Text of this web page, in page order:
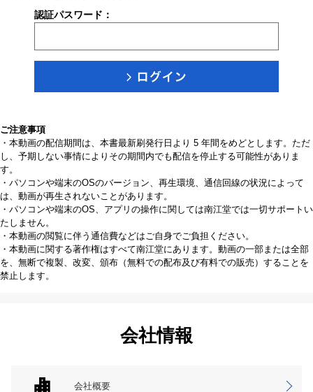
認証パスワード：
ご注意事項
・本動画の配信期間は、本書最新刷発行日より 5 年間をめどとします。ただ
し、予期しない事情によりその期間内でも配信を停止する可能性がありま
す。
・パソコンや端末のOSのバージョン、再生環境、通信回線の状況によって
は、動画が再生されないことがあります。
・パソコンや端末のOS、アプリの操作に関しては南江堂では一切サポートい
たしません。
・本動画の閲覧に伴う通信費などはご自身でご負担ください。
・本動画に関する著作権はすべて南江堂にあります。動画の一部または全部
を、無断で複製、改変、頒布（無料での配布及び有料での販売）することを
禁止します。
会社情報
会社概要